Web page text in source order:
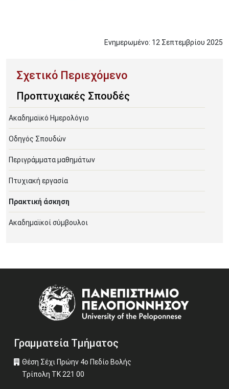
Ενημερωμένο: 12 Σεπτεμβρίου 2025
Προπτυχιακές Σπουδές
Ακαδημαϊκό Ημερολόγιο
Οδηγός Σπουδών
Περιγράμματα μαθημάτων
Πτυχιακή εργασία
Πρακτική άσκηση
Ακαδημαϊκοί σύμβουλοι
Γραμματεία Τμήματος
Θέση Σέχι Πρώην 4ο Πεδίο Βολής
Τρίπολη ΤΚ 221 00